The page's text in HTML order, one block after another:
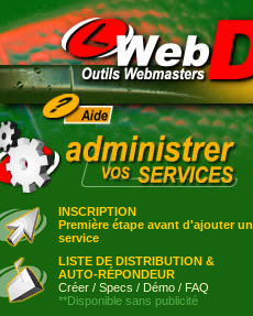
INSCRIPTION
Première étape avant d'ajouter un
service
LISTE DE DISTRIBUTION &
AUTO-RÉPONDEUR
Créer / Specs / Démo / FAQ
**Disponible sans publicité